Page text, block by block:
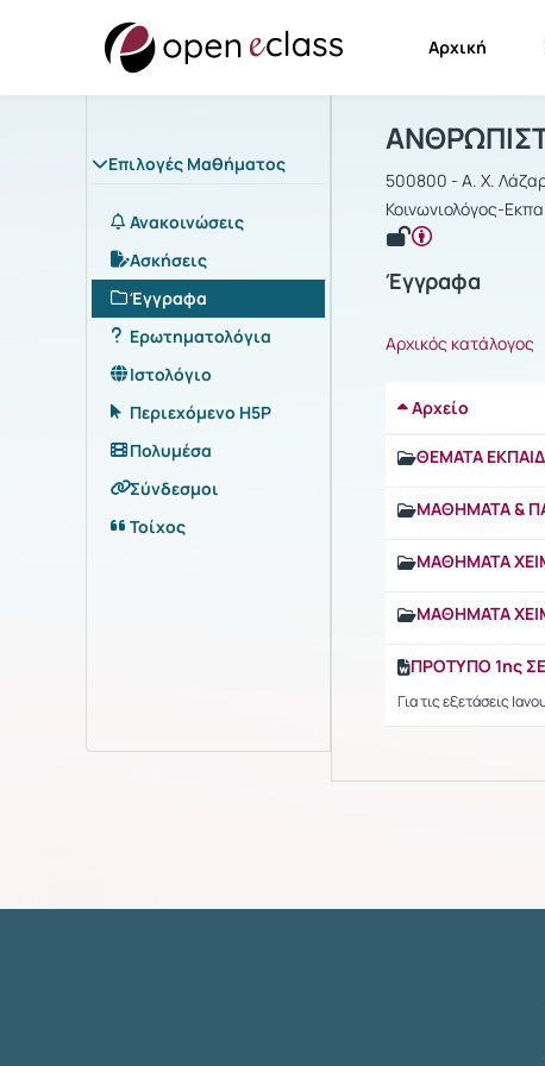
Αρχική
Επιλογές Μαθήματος
Ανακοινώσεις
Ασκήσεις
Έγγραφα
Ερωτηματολόγια
Ιστολόγιο
Περιεχόμενο H5P
Πολυμέσα
Σύνδεσμοι
Τοίχος
Μάθημα :
500800 - Α. Χ.
Κοινωνιολόγος-
Έγγραφα
Αρχικός κατάλογος
Αρχείο
ΘΕΜΑΤΑ
ΜΑΘΗΜΑΤΑ &
ΜΑΘΗΜΑΤΑ
ΜΑΘΗΜΑΤΑ
ΠΡΟΤΥΠΟ 1ης
Για τις εξετάσεις